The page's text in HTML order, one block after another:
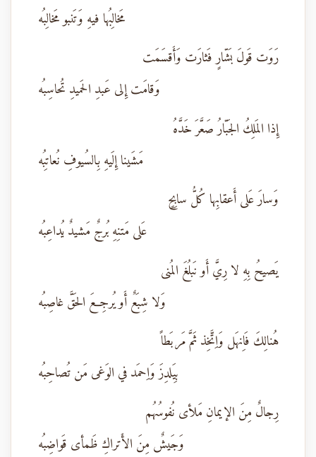
مَخالِبُها فيهِ وَتَنبو مَخالِبُه
رَوَت قَولَ بَشّارٍ فَثارَت وَأَقسَمَت
وَقامَت إِلى عَبدِ الحَميدِ تُحاسِبُه
إِذا المَلِكُ الجَبّارُ صَعَّرَ خَدَّهُ
مَشَينا إِلَيهِ بِالسُيوفِ نُعاتِبُه
وَسارَ عَلى أَعقابِها كُلُّ سابِحٍ
عَلى مَتنِهِ بُرجٌ مَشيدٌ يُداعِبُه
يَصيحُ بِهِ لا رِيَّ أَو نَبلُغَ المُنى
وَلا شِبَعٌ أَو يُرجِعَ الحَقَّ غاصِبُه
هُنالِكَ فَاِنهَل وَاِتَّخِذ ثَمَّ مَربَطاً
بِيَلدِزَ وَاِحمَد في الوَغى مَن تُصاحِبُه
رِجالٌ مِنَ الإيمانِ مَلأى نُفوسُهُم
وَجَيشٌ مِنَ الأَتراكِ ظَمأى قَواضِبُه